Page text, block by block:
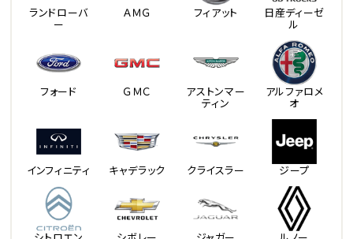
ランドローバ
ー
ＡＭＧ フィアット 日産ディーゼ
ル
フォード ＧＭＣ アストンマー
ティン
アルファロメ
オ
インフィニティ キャデラック クライスラー ジープ